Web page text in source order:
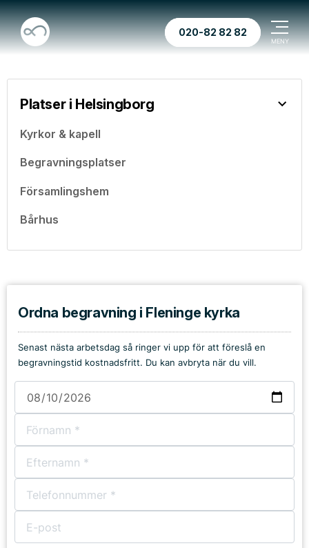
020-82 82 82
Platser i Helsingborg
Kyrkor & kapell
Begravningsplatser
Församlingshem
Bårhus
Ordna begravning i Fleninge kyrka
Senast nästa arbetsdag så ringer vi upp för att föreslå en
begravningstid kostnadsfritt. Du kan avbryta när du vill.